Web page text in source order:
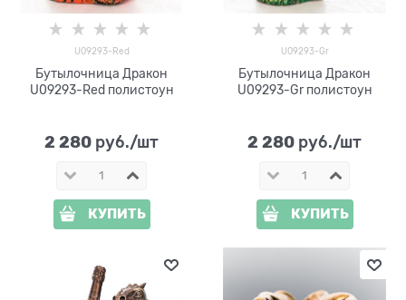
U09293-Red
Бутылочница Дракон
U09293-Red полистоун
2 280 руб./шт
КУПИТЬ
U09293-Gr
Бутылочница Дракон
U09293-Gr полистоун
2 280 руб./шт
КУПИТЬ